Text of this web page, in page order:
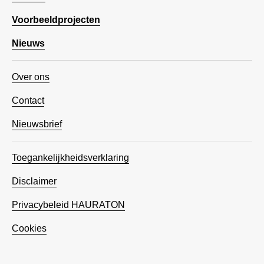
Voorbeeldprojecten
Nieuws
Over ons
Contact
Nieuwsbrief
Toegankelijkheidsverklaring
Disclaimer
Privacybeleid HAURATON
Cookies